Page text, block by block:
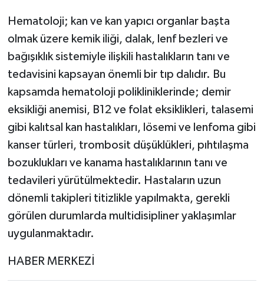
Hematoloji; kan ve kan yapıcı organlar başta
olmak üzere kemik iliği, dalak, lenf bezleri ve
bağışıklık sistemiyle ilişkili hastalıkların tanı ve
tedavisini kapsayan önemli bir tıp dalıdır. Bu
kapsamda hematoloji polikliniklerinde; demir
eksikliği anemisi, B12 ve folat eksiklikleri, talasemi
gibi kalıtsal kan hastalıkları, lösemi ve lenfoma gibi
kanser türleri, trombosit düşüklükleri, pıhtılaşma
bozuklukları ve kanama hastalıklarının tanı ve
tedavileri yürütülmektedir. Hastaların uzun
dönemli takipleri titizlikle yapılmakta, gerekli
görülen durumlarda multidisipliner yaklaşımlar
uygulanmaktadır.
HABER MERKEZİ